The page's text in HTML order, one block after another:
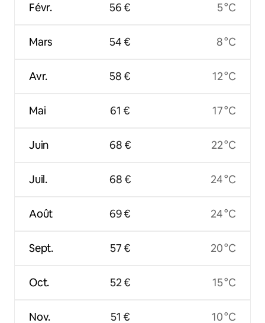
Févr.
Mars
Avr.
Mai
Juin
Juil.
Août
Sept.
Oct.
Nov.
56 €
54 €
58 €
61 €
68 €
68 €
69 €
57 €
52 €
51 €
5 °C
8 °C
12 °C
17 °C
22 °C
24 °C
24 °C
20 °C
15 °C
10 °C